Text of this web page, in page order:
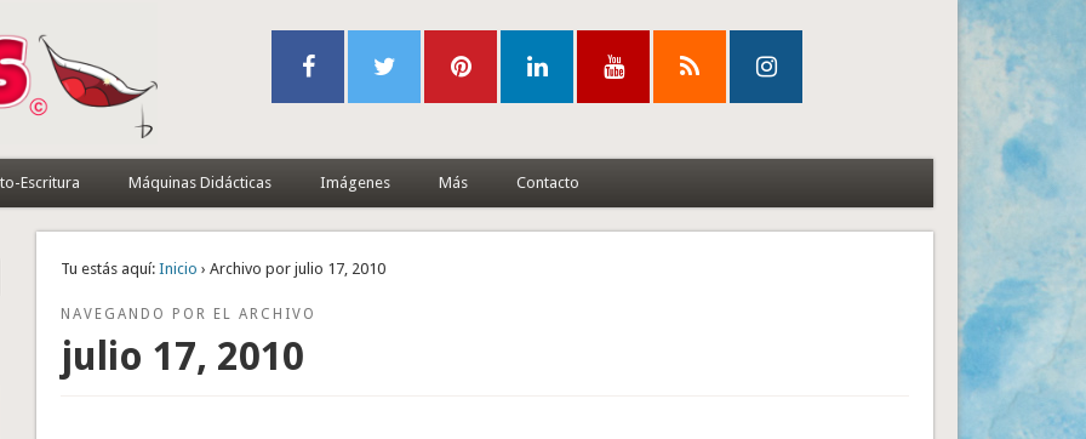
Escritura Máquinas Didácticas Imágenes Más Contacto
Tu estás aquí: Inicio › Archivo por julio 17, 2010
NAVEGANDO POR EL ARCHIVO
julio 17, 2010